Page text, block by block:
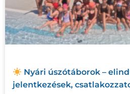
Nyári úszótáborok –
jelentkezések,